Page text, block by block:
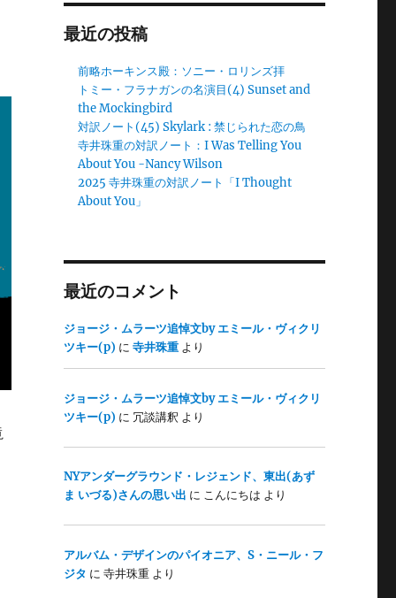
最近の投稿
前略ホーキンス殿：ソニー・ロリンズ拝
トミー・フラナガンの名演目(4) Sunset and
the Mockingbird
対訳ノート(45) Skylark : 禁じられた恋の鳥
寺井珠重の対訳ノート：I Was Telling You
About You -Nancy Wilson
2025 寺井珠重の対訳ノート「I Thought
About You」
最近のコメント
ジョージ・ムラーツ追悼文by エミール・ヴィクリ
ツキー(p) に 寺井珠重より
ジョージ・ムラーツ追悼文by エミール・ヴィクリ
ツキー(p) に 冗談講釈 より
NYアンダーグラウンド・レジェンド、東出(あず
ま いづる)さんの思い出 に こんにちは より
アルバム・デザインのパイオニア、S・ニール・フ
ジタ に 寺井珠重より